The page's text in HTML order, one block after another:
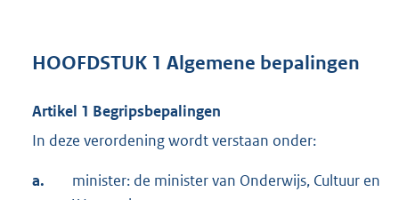
HOOFDSTUK 1 Algemene bepalingen
Artikel 1 Begripsbepalingen
In deze verordening wordt verstaan onder:
a.
minister: de minister van Onderwijs, Cultuur en